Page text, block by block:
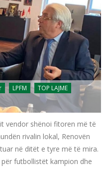
LPFM TOP LAJME
vendor shënoi fitoren më të
rivalin lokal, Renovën
në ditët e tyre më të mira.
futbollistët kampion dhe